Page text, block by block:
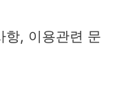
항, 이용관련 문